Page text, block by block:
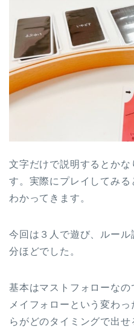
文字だけで説明するとか
す。実際にプレイしてみ
わかってきます。
今回は３人で遊び、ルー
分ほどでした。
基本はマストフォローな
メイフォローという変わ
らがどのタイミングで出